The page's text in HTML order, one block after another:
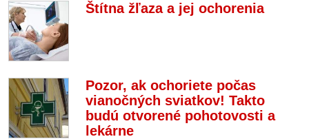
Štítna žľaza a jej ochorenia
Pozor, ak ochoriete počas
vianočných sviatkov! Takto
budú otvorené pohotovosti a
lekárne